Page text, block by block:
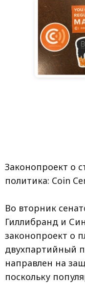
Законопроект о
политика: Coin
Во вторник
Гиллибранд и
законопроект о
двухпартийный
направлен на
поскольку